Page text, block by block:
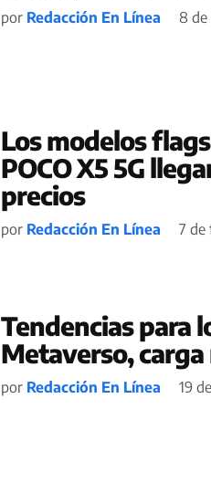
por Redacción En Línea 8 de
Los modelos
POCO X5 5G
precios
por Redacción En Línea 7 de
Tendencias para
Metaverso,
por Redacción En Línea 19